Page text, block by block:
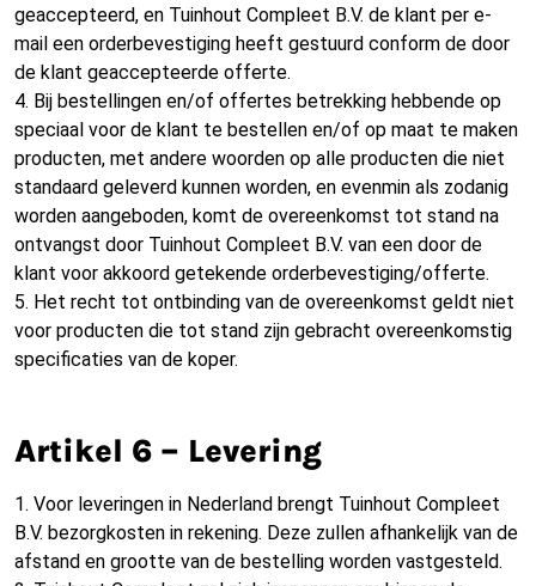
geaccepteerd, en Tuinhout Compleet B.V. de klant per e-
mail een orderbevestiging heeft gestuurd conform de door
de klant geaccepteerde offerte.
4. Bij bestellingen en/of offertes betrekking hebbende op
speciaal voor de klant te bestellen en/of op maat te maken
producten, met andere woorden op alle producten die niet
standaard geleverd kunnen worden, en evenmin als zodanig
worden aangeboden, komt de overeenkomst tot stand na
ontvangst door Tuinhout Compleet B.V. van een door de
klant voor akkoord getekende orderbevestiging/offerte.
5. Het recht tot ontbinding van de overeenkomst geldt niet
voor producten die tot stand zijn gebracht overeenkomstig
specificaties van de koper.
Artikel 6 – Levering
1. Voor leveringen in Nederland brengt Tuinhout Compleet
B.V. bezorgkosten in rekening. Deze zullen afhankelijk van de
afstand en grootte van de bestelling worden vastgesteld.